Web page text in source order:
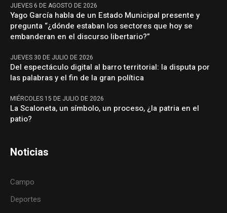
JUEVES 6 DE AGOSTO DE 2026
Yago García habla de un Estado Municipal presente y
pregunta “¿dónde estaban los sectores que hoy se
embanderan en el discurso libertario?”
JUEVES 30 DE JULIO DE 2026
Del espectáculo digital al barro territorial: la disputa por
las palabras y el fin de la gran política
MIÉRCOLES 15 DE JULIO DE 2026
La Scaloneta, un símbolo, un proceso, ¿la patria en el
patio?
Noticias
Campo
Deportes